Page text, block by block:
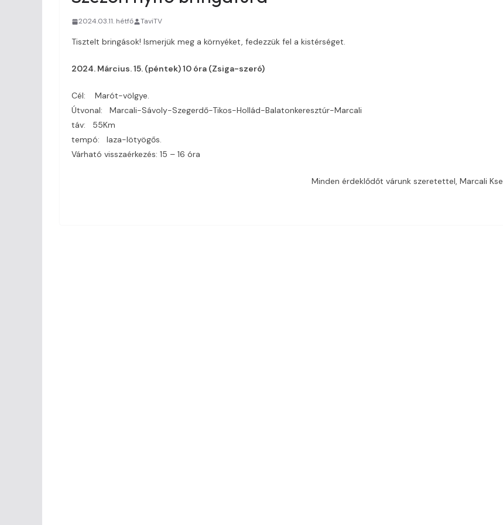
2024.03.11. hétfő TaviTV
Tisztelt bringások! Ismerjük meg a környéket, fedezzük fel a kistérséget.
2024. Március. 15. (péntek) 10 óra (Zsiga-szeró)
Cél: Marót-völgye.
Útvonal: Marcali-Sávoly-Szegerdő-Tikos-Hollád-Balatonkeresztúr-Marcali
táv: 55Km
tempó: laza-lötyögős.
Várható visszaérkezés: 15 – 16 óra
Minden érdeklődőt várunk szeretettel, Marcali Kse